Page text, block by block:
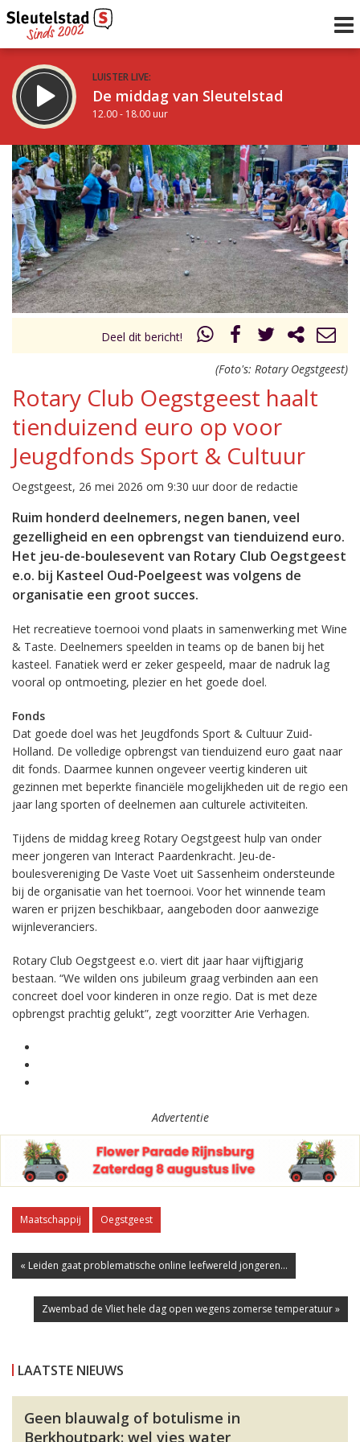
LUISTER LIVE:
De middag van Sleutelstad
12.00 - 18.00 uur
STRAKS:
De avond van Sleutelstad
18.00 - 19.00 uur
Vorig uur
uur 1 van 0 Volgend uur
Inklappen
Deel dit bericht!
(Foto's: Rotary Oegstgeest)
Rotary Club Oegstgeest haalt
tienduizend euro op voor
Jeugdfonds Sport & Cultuur
Oegstgeest, 26 mei 2026 om 9:30 uur door de redactie
Ruim honderd deelnemers, negen banen, veel
gezelligheid en een opbrengst van tienduizend euro.
Het jeu-de-boulesevent van Rotary Club Oegstgeest
e.o. bij Kasteel Oud-Poelgeest was volgens de
organisatie een groot succes.
Het recreatieve toernooi vond plaats in samenwerking met Wine
& Taste. Deelnemers speelden in teams op de banen bij het
kasteel. Fanatiek werd er zeker gespeeld, maar de nadruk lag
vooral op ontmoeting, plezier en het goede doel.
Fonds
Dat goede doel was het Jeugdfonds Sport & Cultuur Zuid-
Holland. De volledige opbrengst van tienduizend euro gaat naar
dit fonds. Daarmee kunnen ongeveer veertig kinderen uit
gezinnen met beperkte financiële mogelijkheden uit de regio een
jaar lang sporten of deelnemen aan culturele activiteiten.
Tijdens de middag kreeg Rotary Oegstgeest hulp van onder
meer jongeren van Interact Paardenkracht. Jeu-de-
boulesvereniging De Vaste Voet uit Sassenheim ondersteunde
bij de organisatie van het toernooi. Voor het winnende team
waren er prijzen beschikbaar, aangeboden door aanwezige
wijnleveranciers.
Rotary Club Oegstgeest e.o. viert dit jaar haar vijftigjarig
bestaan. “We wilden ons jubileum graag verbinden aan een
concreet doel voor kinderen in onze regio. Dat is met deze
opbrengst prachtig gelukt”, zegt voorzitter Arie Verhagen.
Advertentie
Maatschappij Oegstgeest
« Leiden gaat problematische online leefwereld jongeren...
Zwembad de Vliet hele dag open wegens zomerse temperatuur »
LAATSTE NIEUWS
Geen blauwalg of botulisme in
Berkhoutpark: wel vies water